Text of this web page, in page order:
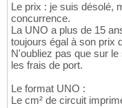
Le prix : je suis désolé,
concurrence.
La UNO a plus de 15
toujours égal à son prix
N'oubliez pas que sur
les frais de port.
Le format UNO :
Le cm² de circuit